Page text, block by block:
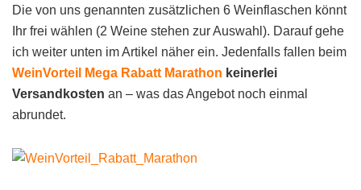
Die von uns genannten zusätzlichen 6 Weinflaschen könnt
Ihr frei wählen (2 Weine stehen zur Auswahl). Darauf gehe
ich weiter unten im Artikel näher ein. Jedenfalls fallen beim
WeinVorteil Mega Rabatt Marathon keinerlei
Versandkosten an – was das Angebot noch einmal
abrundet.